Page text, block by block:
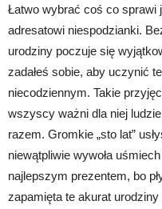
Łatwo wybrać coś co
adresatowi niespodzianki.
urodziny poczuje się
zadałeś sobie, aby uczynić
niecodziennym. Takie
wszyscy ważni dla niej
razem. Gromkie „sto lat”
niewątpliwie wywoła
najlepszym prezentem, bo
zapamięta te akurat